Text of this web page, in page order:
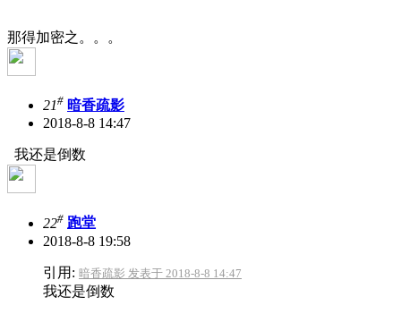
那得加密之。。。
21# 暗香疏影
2018-8-8 14:47
我还是倒数
22# 跑堂
2018-8-8 19:58
引用: 暗香疏影 发表于 2018-8-8 14:47
我还是倒数